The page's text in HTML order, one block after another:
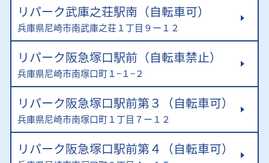
リパーク武庫之荘駅南（自転車可）
兵庫県尼崎市南武庫之荘１丁目９ー１２
リパーク阪急塚口駅前（自転車禁止）
兵庫県尼崎市南塚口町１−１−２
リパーク阪急塚口駅前第３（自転車可）
兵庫県尼崎市南塚口町１丁目７ー１２
リパーク阪急塚口駅前第４（自転車可）